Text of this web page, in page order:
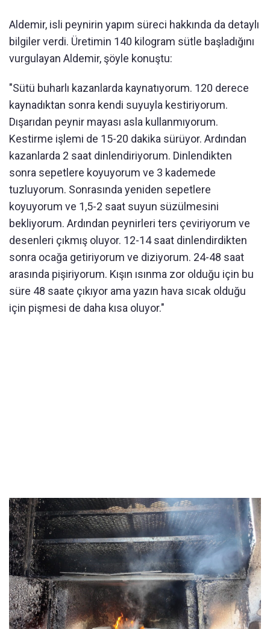
Aldemir, isli peynirin yapım süreci hakkında da detaylı
bilgiler verdi. Üretimin 140 kilogram sütle başladığını
vurgulayan Aldemir, şöyle konuştu:
"Sütü buharlı kazanlarda kaynatıyorum. 120 derece
kaynadıktan sonra kendi suyuyla kestiriyorum.
Dışarıdan peynir mayası asla kullanmıyorum.
Kestirme işlemi de 15-20 dakika sürüyor. Ardından
kazanlarda 2 saat dinlendiriyorum. Dinlendikten
sonra sepetlere koyuyorum ve 3 kademede
tuzluyorum. Sonrasında yeniden sepetlere
koyuyorum ve 1,5-2 saat suyun süzülmesini
bekliyorum. Ardından peynirleri ters çeviriyorum ve
desenleri çıkmış oluyor. 12-14 saat dinlendirdikten
sonra ocağa getiriyorum ve diziyorum. 24-48 saat
arasında pişiriyorum. Kışın ısınma zor olduğu için bu
süre 48 saate çıkıyor ama yazın hava sıcak olduğu
için pişmesi de daha kısa oluyor."